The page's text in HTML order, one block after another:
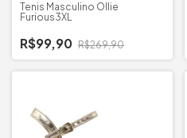
Tenis Masculino Ollie
Furious3XL
R$99,90 R$269,90